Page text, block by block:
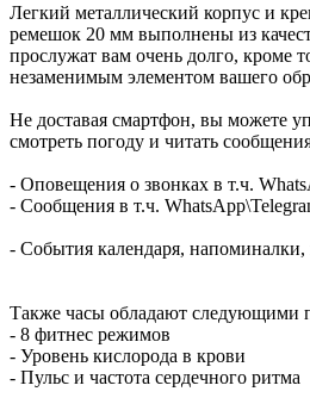
Легкий металлический корпус и
ремешок 20 мм выполнены из
прослужат вам очень долго, кроме
незаменимым элементом вашего
Не доставая смартфон, вы можете
смотреть погоду и читать
- Оповещения о звонках в т.ч.
- Сообщения в т.ч.
- События календаря, напоминалки,
Также часы обладают следующими
- 8 фитнес режимов
- Уровень кислорода в крови
- Пульс и частота сердечного ритма